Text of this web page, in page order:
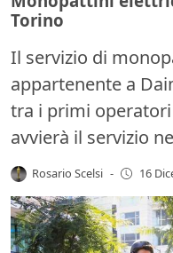
Torino
Il servizio di
appartenente a
tra i primi
avvierà il servizio
Rosario Scelsi - 16